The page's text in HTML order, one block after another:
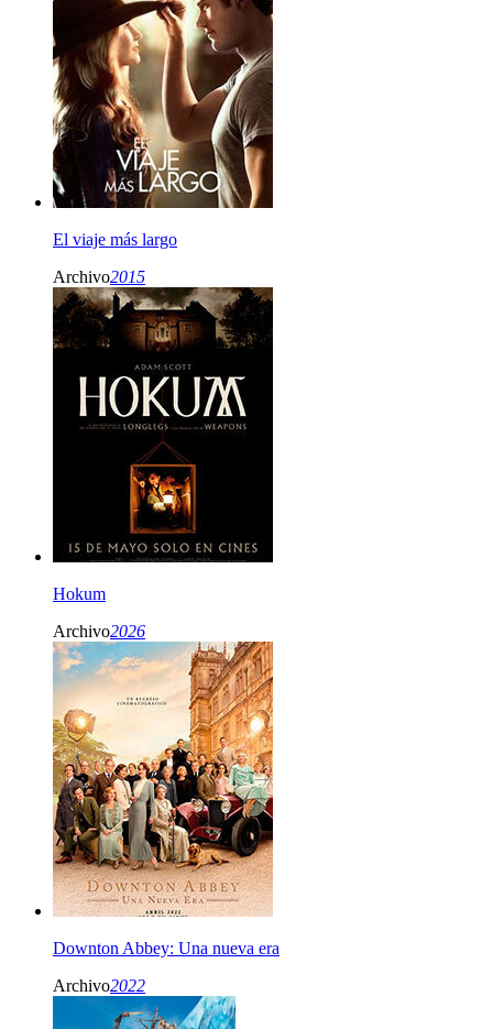
El viaje más largo
Archivo2015
Hokum
Archivo2026
Downton Abbey: Una nueva era
Archivo2022